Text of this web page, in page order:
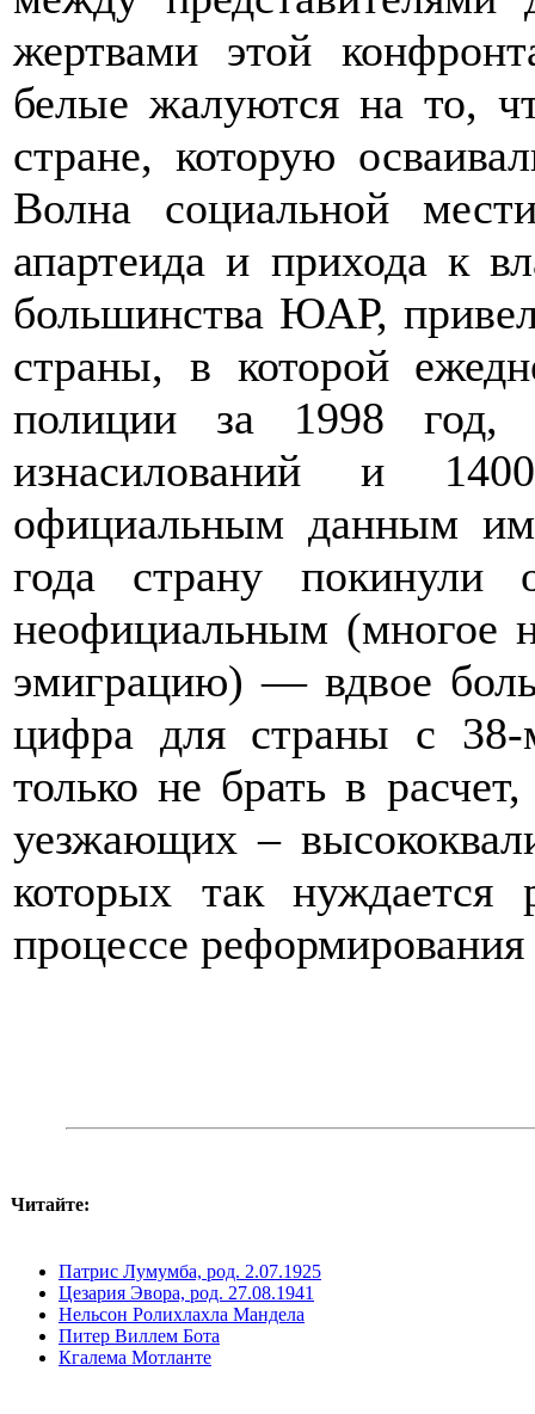
жертвами этой
белые жалуются на то,
стране, которую
Волна социальной
апартеида и прихода к
большинства ЮАР,
страны, в которой
полиции за 1998 год,
изнасилований и
официальным данным
года страну
неофициальным (многое
эмиграцию) — вдвое
цифра для страны с 38-
только не брать в
уезжающих –
которых так нуждается
процессе реформирования
Читайте:
Патрис Лумумба, род. 2.07.1925
Цезария Эвора, род. 27.08.1941
Нельсон Ролихлахла Мандела
Питер Виллем Бота
Кгалема Мотланте